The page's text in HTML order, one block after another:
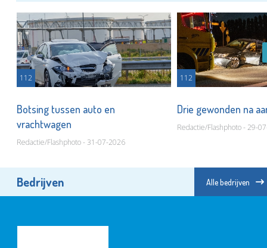
112
Botsing tussen auto en
vrachtwagen
Redactie/Flashphoto - 31-07-2026
112
Drie gewonden na
Redactie/Flashphoto - 29-
Bedrijven Alle bedrijven